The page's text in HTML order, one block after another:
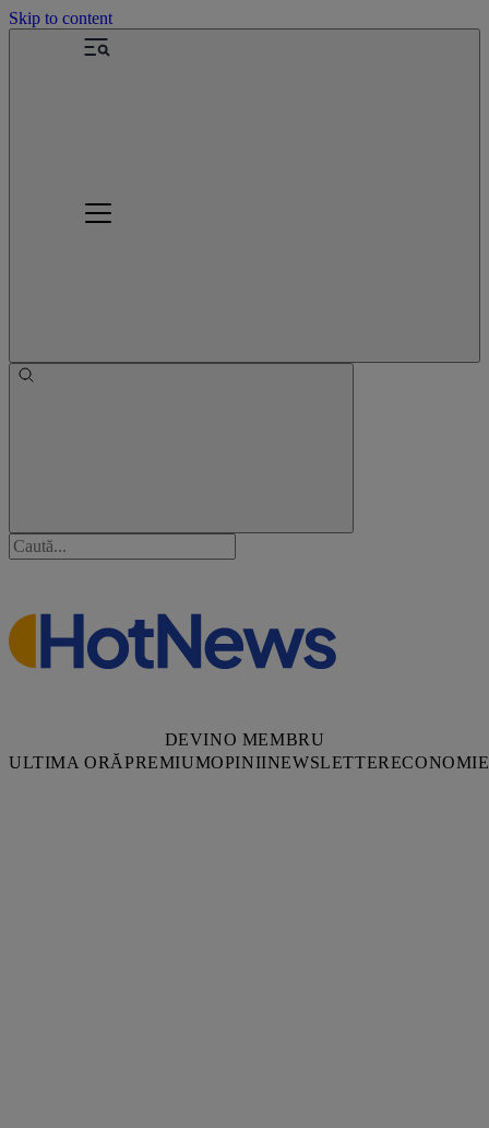
Skip to content
DEVINO MEMBRU
ULTIMA ORĂPREMIUMOPINIINEWSLETTERECONOMIE